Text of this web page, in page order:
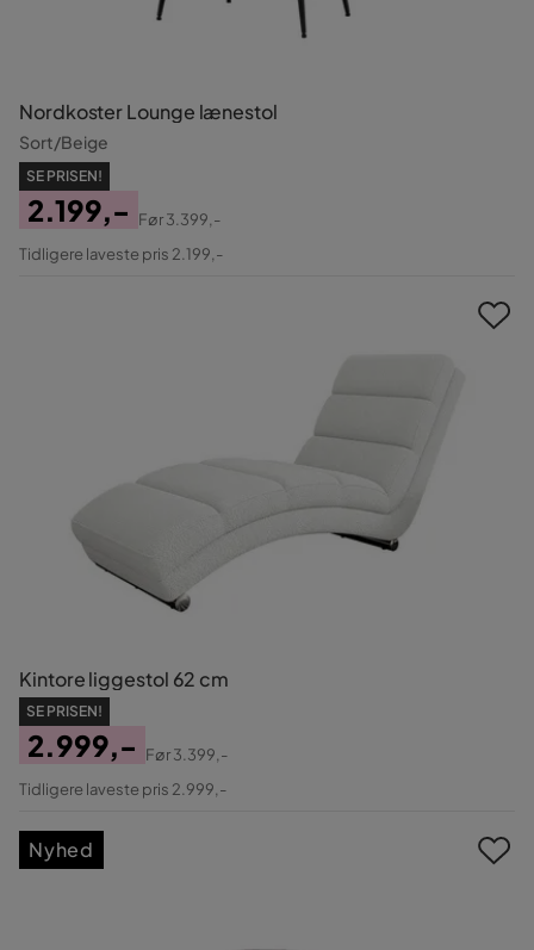
Nordkoster Lounge lænestol
Sort/Beige
SE PRISEN!
Pris
2.199,-
Original
Før3.399,-
Tidligere laveste pris 2.199,-
Kintore liggestol 62 cm
SE PRISEN!
Pris
2.999,-
Original
Før3.399,-
Tidligere laveste pris 2.999,-
Nyhed